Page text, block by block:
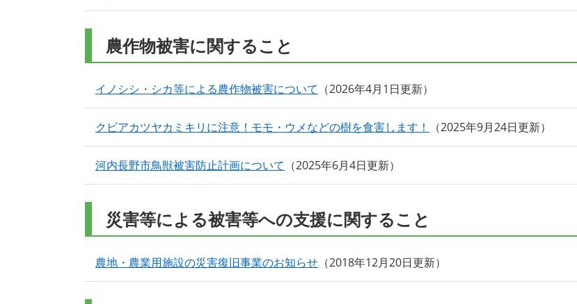
農作物被害に関すること
イノシシ・シカ等による農作物被害について 2026年4月1日更新
クビアカツヤカミキリに注意！モモ・ウメなどの樹を食害します！ 2025年9月24日更新
河内長野市鳥獣被害防止計画について 2025年6月4日更新
災害等による被害等への支援に関すること
農地・農業用施設の災害復旧事業のお知らせ 2018年12月20日更新